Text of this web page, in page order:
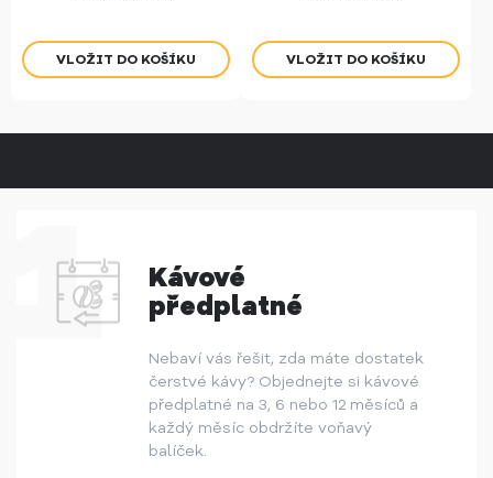
Kávové
předplatné
Nebaví vás řešit, zda máte dostatek
čerstvé kávy? Objednejte si kávové
předplatné na 3, 6 nebo 12 měsíců a
každý měsíc obdržíte voňavý
balíček.